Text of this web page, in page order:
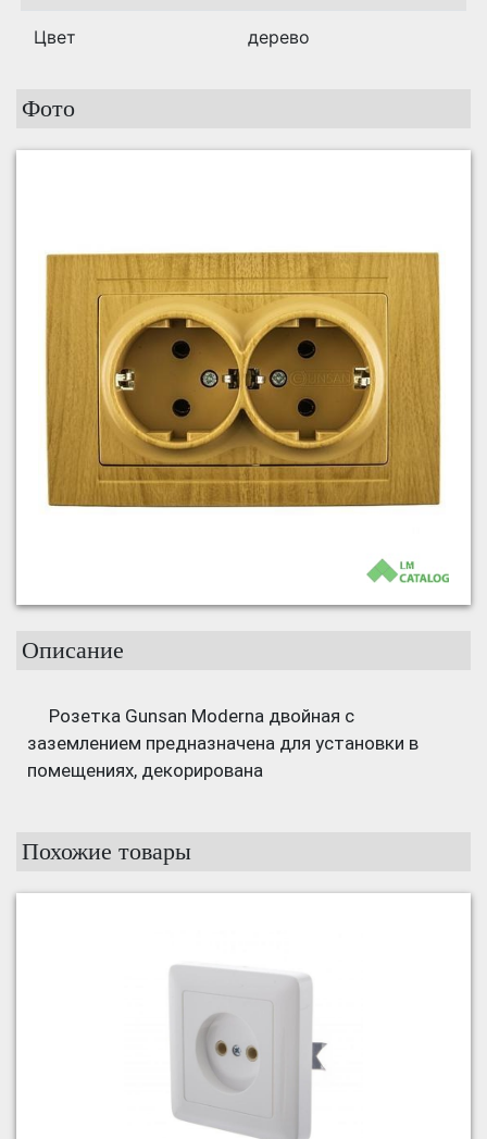
Цвет дерево
Фото
Описание
Розетка Gunsan Moderna двойная с
заземлением предназначена для установки в
помещениях, декорирована
Похожие товары